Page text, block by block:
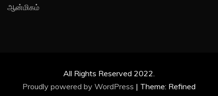
ஆன்மிகம்
All Rights Reserved 2022.
Proudly powered by WordPress | Theme: Refined